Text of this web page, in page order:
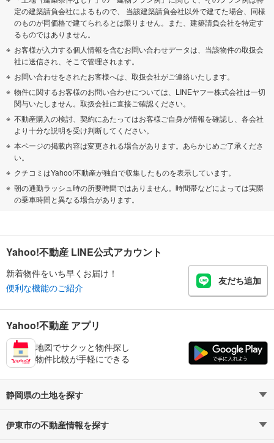
定の建築請負会社によるもので、 当該建築請負会社以外で建てた場合、同様
のものが同価格で建てられるとは限りません。また、建築請負会社を特定す
るものではありません。
お客様が入力する個人情報を含むお問い合わせデータは、当該物件の取扱会
社に送信され、そこで管理されます。
お問い合わせをされたお客様へは、取扱会社がご連絡いたします。
物件に関するお客様のお問い合わせについては、LINEヤフー株式会社は一切
関与いたしません。取扱会社に直接ご確認ください。
不動産購入の検討、契約にあたってはお客様ご自身が情報を確認し、各会社
より十分な説明を受け判断してください。
本ページの掲載内容は変更される場合があります。あらかじめご了承くださ
い。
クチコミはYahoo!不動産が独自で収集したものを表示しています。
朝の通勤ラッシュ時の所要時間ではありません。時間帯などによっては実際
の乗車時間と異なる場合があります。
Yahoo!不動産 LINE公式アカウント
新着物件をいち早くお届け！
便利な機能のご紹介
友だち追加
Yahoo!不動産 アプリ
地図でサクッと物件探し
物件比較が手軽にできる
静岡県の土地を探す
路線・駅から探す
伊東市の不動産情報を探す